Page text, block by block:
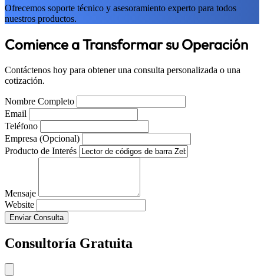
Ofrecemos soporte técnico y asesoramiento experto para todos
nuestros productos.
Comience a Transformar su Operación
Contáctenos hoy para obtener una consulta personalizada o una
cotización.
Nombre Completo
Email
Teléfono
Empresa (Opcional)
Producto de Interés
Mensaje
Website
Enviar Consulta
Consultoría Gratuita